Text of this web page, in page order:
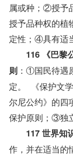
属或种；②授予
授予品种权的植
定性；④具有适
116 《巴黎
则：①国民待遇
定。 《保护文
尔尼公约》的
保护原则；③独
117 世界知
作，并在适当的